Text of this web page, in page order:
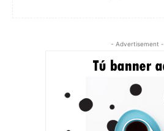
- Advertisement -